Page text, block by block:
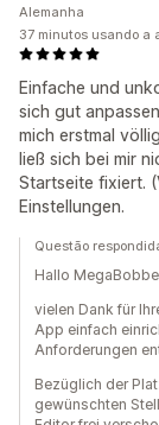
Einfache und
sich gut
mich erstmal
ließ sich bei mir
Startseite fixiert.
Einstellungen.
Alemanha
37 minutos usando a
Questão
Hallo
vielen Dank für
App einfach
Anforderungen
Bezüglich der
gewünschten